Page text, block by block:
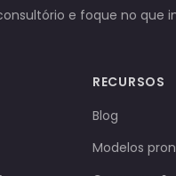
e foque no que
RECURSOS
Blog
Modelos